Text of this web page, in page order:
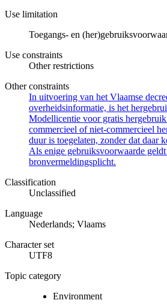
Use limitation
Toegangs- en
Use constraints
Other restrictions
Other constraints
In uitvoering van het Vlaamse
overheidsinformatie, is het
Modellicentie voor gratis
commercieel of niet-commercieel
duur is toegelaten, zonder dat daar
Als enige gebruiksvoorwaarde geldt
bronvermeldingsplicht.
Classification
Unclassified
Language
Nederlands; Vlaams
Character set
UTF8
Topic category
Environment